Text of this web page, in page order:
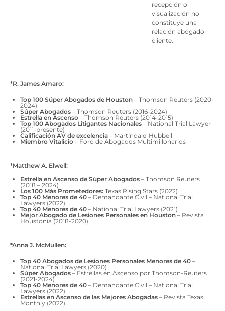
recepción o
visualización no
constituye una
relación abogado-
cliente.
*R. James Amaro:
Top 100 Súper Abogados de Houston – Thomson Reuters (2020-
2024)
Súper Abogados – Thomson Reuters (2016-2024)
Estrella en Ascenso – Thomson Reuters (2014-2015)
Top 100 Abogados Litigantes Nacionales – National Trial Lawyer
(2011-presente)
Calificación AV de excelencia – Martindale-Hubbell
Miembro Vitalicio – Foro de Abogados Multimillonarios
*Matthew A. Elwell:
Estrella en Ascenso de Súper Abogados – Thomson Reuters
(2018 – 2024)
Los 100 Más Prometedores: Texas Rising Stars (2022)
Top 40 Menores de 40 – Demandante Civil – National Trial
Lawyers (2022)
Top 40 Menores de 40 – National Trial Lawyers (2021)
Mejor Abogado de Lesiones Personales en Houston– Revista
Houstonia (2018-2020)
*Anna J. McMullen:
Top 40 Abogados de Lesiones Personales Menores de 40 –
National Trial Lawyers (2020)
Súper Abogados – Estrellas en Ascenso por Thomson-Reuters
(2021-2024)
Top 40 Menores de 40 – Demandante Civil – National Trial
Lawyers (2022)
Estrellas en Ascenso de las Mejores Abogadas – Revista Texas
Monthly (2022)